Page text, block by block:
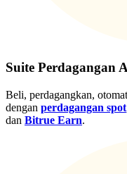
Suite Perdagangan
Beli, perdagangkan,
dengan perdagangan spot
dan Bitrue Earn.